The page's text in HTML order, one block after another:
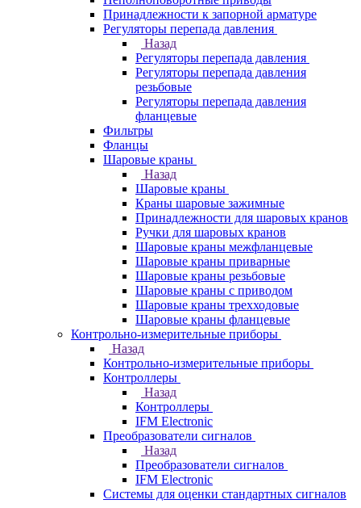
Принадлежности к запорной арматуре
Регуляторы перепада давления
Назад
Регуляторы перепада давления
Регуляторы перепада давления
резьбовые
Регуляторы перепада давления
фланцевые
Фильтры
Фланцы
Шаровые краны
Назад
Шаровые краны
Краны шаровые зажимные
Принадлежности для шаровых кранов
Ручки для шаровых кранов
Шаровые краны межфланцевые
Шаровые краны приварные
Шаровые краны резьбовые
Шаровые краны с приводом
Шаровые краны трехходовые
Шаровые краны фланцевые
Контрольно-измерительные приборы
Назад
Контрольно-измерительные приборы
Контроллеры
Назад
Контроллеры
IFM Electronic
Преобразователи сигналов
Назад
Преобразователи сигналов
IFM Electronic
Системы для оценки стандартных сигналов